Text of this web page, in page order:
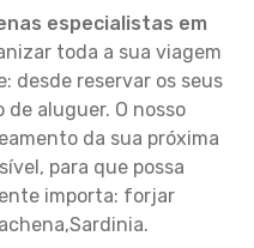
especialistas em
toda a sua viagem
desde reservar os seus
aluguer. O nosso
da sua próxima
para que possa
importa: forjar